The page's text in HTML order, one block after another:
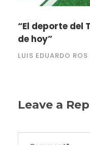
“El deporte del
de hoy”
LUIS EDUARDO ROS
Leave a